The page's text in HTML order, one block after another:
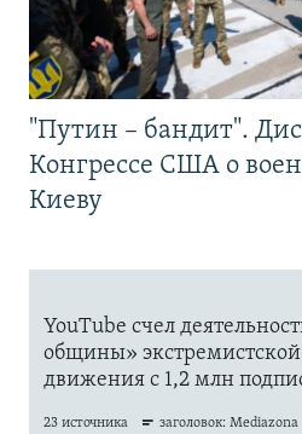
"Путин – бандит".
Конгрессе США о
Киеву